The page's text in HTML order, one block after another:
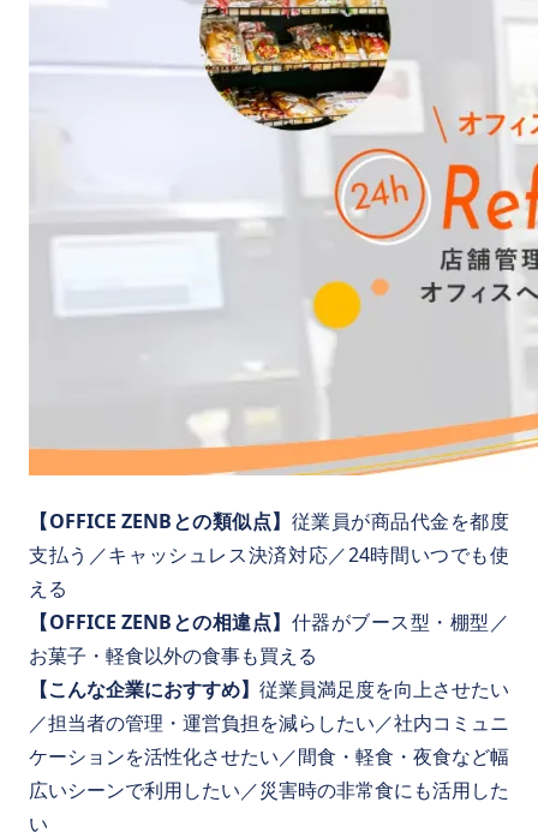
【OFFICE ZENBとの類似点】 従業員が商品代金を都度
支払う／キャッシュレス決済対応／24時間いつでも使
える
【OFFICE ZENBとの相違点】 什器がブース型・棚型／
お菓子・軽食以外の食事も買える
【こんな企業におすすめ】 従業員満足度を向上させたい
／担当者の管理・運営負担を減らしたい／社内コミュニ
ケーションを活性化させたい／間食・軽食・夜食など幅
広いシーンで利用したい／災害時の非常食にも活用した
い